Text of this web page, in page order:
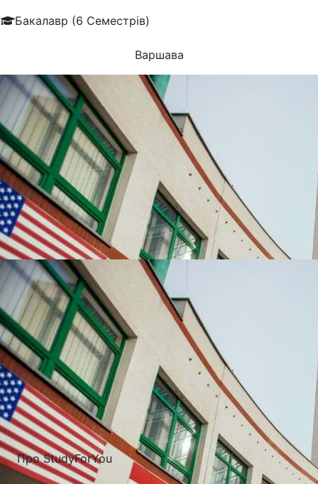
Бакалавр (6 Семестрів)
Варшава
УНІВЕРСИТЕТИ, ЯКІ НАЙЧАСТІШЕ ВИБИРАЮТЬ
Про StudyForYou